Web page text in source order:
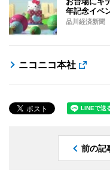
年記念イベ
品川経済新聞
ニコニコ本社
前の記